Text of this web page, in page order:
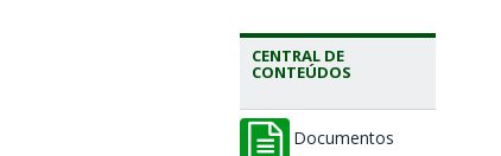
CENTRAL DE
CONTEÚDOS
Documentos